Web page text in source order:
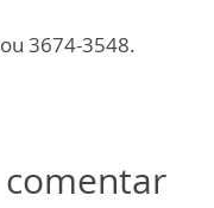
3674-3548.